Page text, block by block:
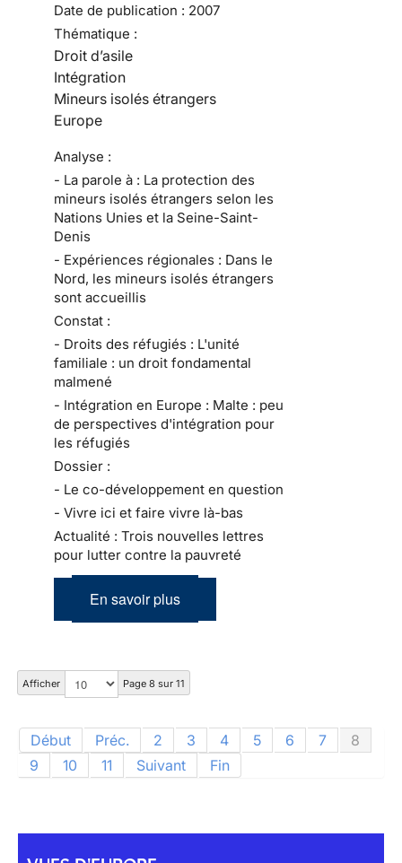
Date de publication : 2007
Thématique :
Droit d’asile
Intégration
Mineurs isolés étrangers
Europe
Analyse :
- La parole à : La protection des
mineurs isolés étrangers selon les
Nations Unies et la Seine-Saint-
Denis
- Expériences régionales : Dans le
Nord, les mineurs isolés étrangers
sont accueillis
Constat :
- Droits des réfugiés : L'unité
familiale : un droit fondamental
malmené
- Intégration en Europe : Malte : peu
de perspectives d'intégration pour
les réfugiés
Dossier :
- Le co-développement en question
- Vivre ici et faire vivre là-bas
Actualité : Trois nouvelles lettres
pour lutter contre la pauvreté
En savoir plus
Afficher Page 8 sur 11
Début Préc. 2 3 4 5 6 7
8
9
10 11 Suivant Fin